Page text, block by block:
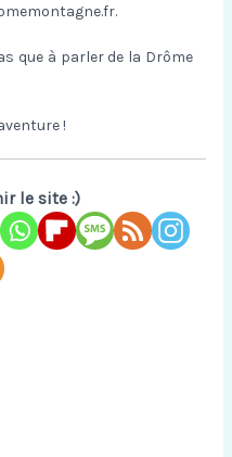
que à parler de la Drôme
!
le site :)